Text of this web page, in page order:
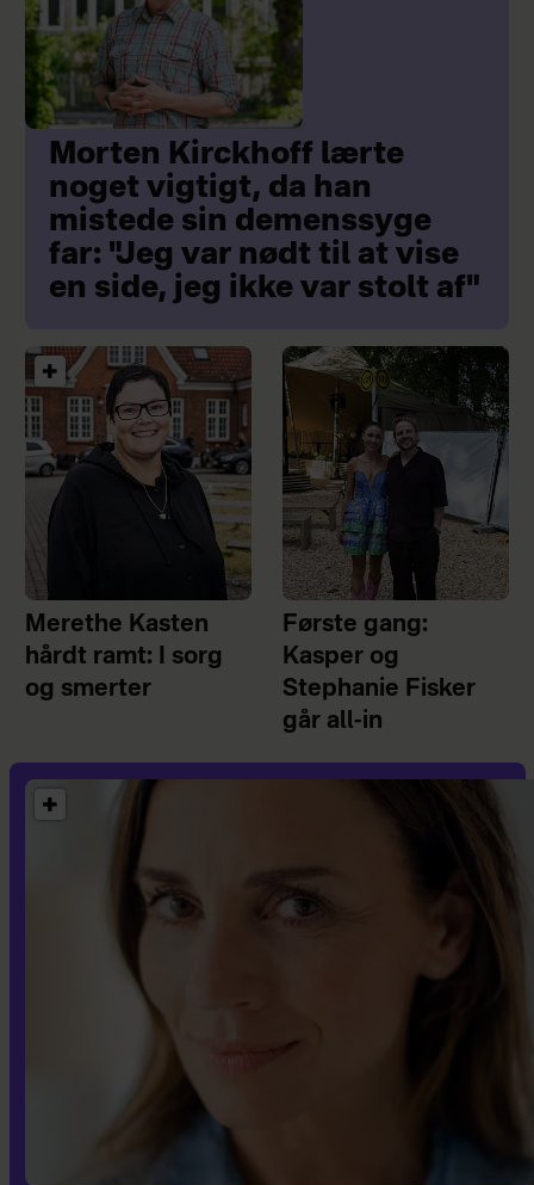
Morten Kirckhoff lærte
noget vigtigt, da han
mistede sin demenssyge
far: "Jeg var nødt til at vise
en side, jeg ikke var stolt af"
Merethe Kasten
hårdt ramt: I sorg
og smerter
Første gang:
Kasper og
Stephanie Fisker
går all-in